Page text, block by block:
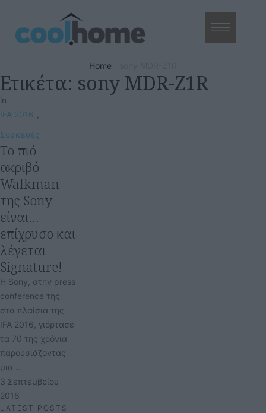
Home
Ετικέτα: sony MDR-Z1R
in
IFA 2016
Συσκευές
Το πιό
ακριβό
Walkman
της Sony
είναι…
επίχρυσο και
λέγεται
Signature!
Η Sony, στην press
conference της
στα πλαίσια της
IFA 2016, γιόρτασε
τα 70 της χρόνια
παρουσιάζοντας
μια …
3 Σεπτεμβρίου
2016
LATEST POSTS